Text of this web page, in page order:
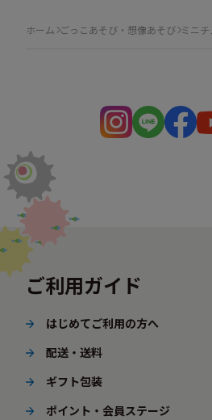
ホーム ごっこあそび・想像あそび ミニチ
ご利用ガイド
はじめてご利用の方へ
配送・送料
ギフト包装
ポイント・会員ステージ